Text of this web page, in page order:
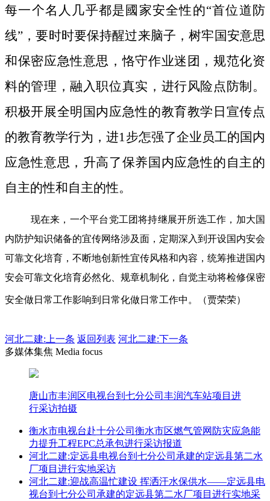
每一个名人几乎都是國家安全性的“首位道防
线”，要时时要保持醒过来脑子，树牢国安意思
和保密应急性意思，恪守作业迷团，规范化资
料的管理，融入职位真实，进行风险点防制。
积极开展全明国内应急性的教育教学日宣传点
的教育教学行为，进1步怎强了企业员工的国内
应急性意思，升高了保养国内应急性的自主的
自主的性和自主的性。
现在来，一个平台党工团将持继展开所选工作，加大国
内防护知识储备的宜传网络涉及面，定期深入到开设国内安会
可靠文化培育，不断地创新性宜传风格和內容，统筹推进国内
安会可靠文化培育必然化、规章机制化，自觉主动将检修保密
安全做日常工作影响到日常化做日常工作中。（贾荣荣）
河北二建: 上一条 返回列表 河北二建:下一条
多媒体集焦 Media focus
唐山市丰润区电视台到七分公司丰润汽车站项目进
行采访拍摄
衡水市电视台赴十分公司衡水市区燃气管网防灾应急能
力提升工程EPC总承包进行采访报道
河北二建:定远县电视台到七分公司承建的定远县第二水
厂项目进行实地采访
河北二建:迎战高温忙建设 挥洒汗水保供水——定远县电
视台到七分公司承建的定远县第二水厂项目进行实地采